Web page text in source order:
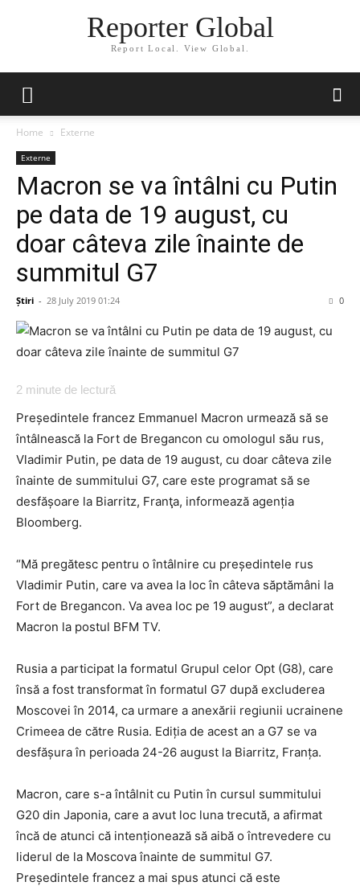
Reporter Global
Report Local. View Global.
Home Externe
Externe
Macron se va întâlni cu Putin
pe data de 19 august, cu
doar câteva zile înainte de
summitul G7
Știri - 28 July 2019 01:24 0
2 minute de lectură
Președintele francez Emmanuel Macron urmează să se
întâlnească la Fort de Bregancon cu omologul său rus,
Vladimir Putin, pe data de 19 august, cu doar câteva zile
înainte de summitului G7, care este programat să se
desfășoare la Biarritz, Franţa, informează agenția
Bloomberg.
“Mă pregătesc pentru o întâlnire cu președintele rus
Vladimir Putin, care va avea la loc în câteva săptămâni la
Fort de Bregancon. Va avea loc pe 19 august”, a declarat
Macron la postul BFM TV.
Rusia a participat la formatul Grupul celor Opt (G8), care
însă a fost transformat în formatul G7 după excluderea
Moscovei în 2014, ca urmare a anexării regiunii ucrainene
Crimeea de către Rusia. Ediția de acest an a G7 se va
desfășura în perioada 24-26 august la Biarritz, Franța.
Macron, care s-a întâlnit cu Putin în cursul summitului
G20 din Japonia, care a avut loc luna trecută, a afirmat
încă de atunci că intenționează să aibă o întrevedere cu
liderul de la Moscova înainte de summitul G7.
Președintele francez a mai spus atunci că este